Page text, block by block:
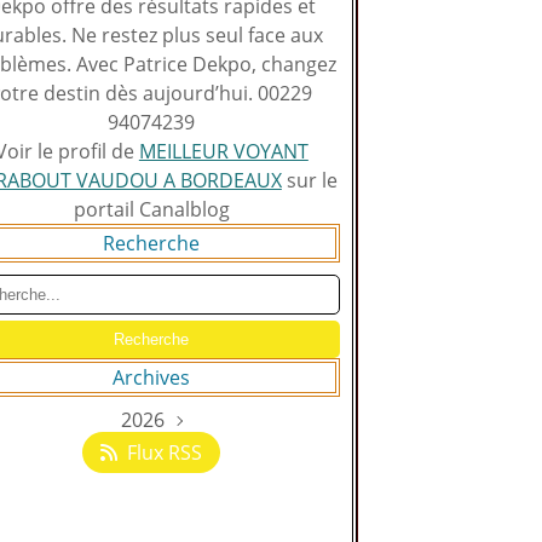
offre des résultats rapides et
Ne restez plus seul face aux
Avec Patrice Dekpo, changez
destin dès aujourd’hui. 00229
94074239
le profil de MEILLEUR VOYANT
VAUDOU A BORDEAUXsur le
portail Canalblog
Recherche
Archives
2026
Août(129)
Flux RSS